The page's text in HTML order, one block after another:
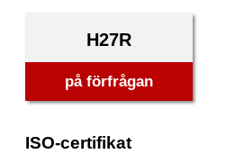
H27R
på förfrågan
ISO-certifikat